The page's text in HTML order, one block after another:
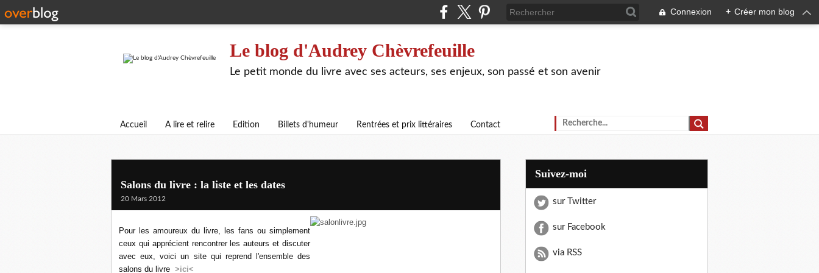
Connexion + Créer mon blog
Le blog d'Audrey Chèvrefeuille
Le petit monde du livre avec ses acteurs, ses enjeux, son passé et son avenir
Accueil A lire et relire Edition Billets d'humeur Rentrées et prix littéraires Contact
Salons du livre : la liste et les dates
20 Mars 2012
Pour les amoureux du livre, les fans ou simplement
ceux qui apprécient rencontrer les auteurs et discuter
avec eux, voici un site qui reprend l'ensemble des
salons du livre >ici<
Suivez-moi
sur Twitter
sur Facebook
via RSS